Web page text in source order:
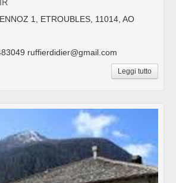
1, ETROUBLES, 11014, AO
ruffierdidier@gmail.com
Leggi tutto